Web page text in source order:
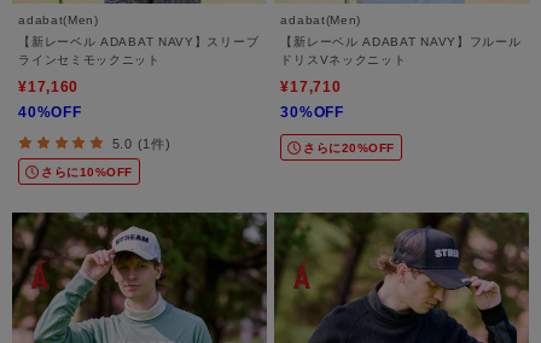
adabat(Men)
【新レーベル ADABAT NAVY】スリーブ
ラインセミモックニット
¥17,160
40%OFF
5.0 (1件)
さらに10%OFF
adabat(Men)
【新レーベル ADABAT NAVY】フルール
ドリスVネックニット
¥17,710
30%OFF
さらに20%OFF